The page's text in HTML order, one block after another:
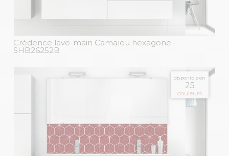
Crédence lave-main Camaïeu hexagone -
SHB26252B
disponible en
25
couleurs